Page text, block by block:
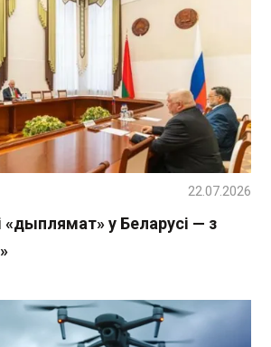
«дыплямат» у Беларусі — з
22.07.2026